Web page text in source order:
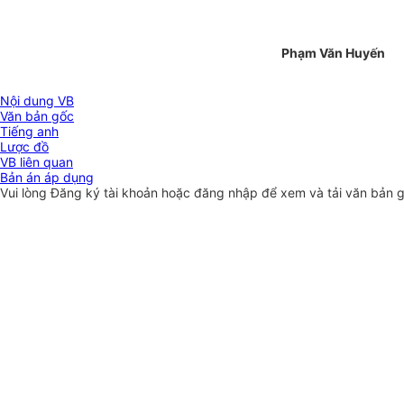
Phạm Văn Huyến
Nội dung VB
Văn bản gốc
Tiếng anh
Lược đồ
VB liên quan
Bản án áp dụng
Vui lòngĐăng ký tài khoản hoặc đăng nhập để xem và tải văn bản